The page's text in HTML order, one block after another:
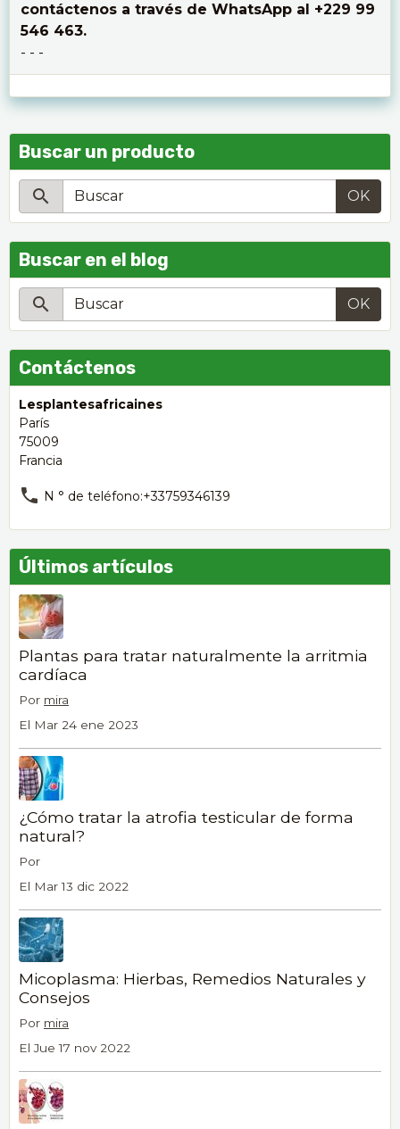
contáctenos a través de WhatsApp al +229 99
546 463.
- - -
Buscar un producto
OK
Buscar en el blog
OK
Contáctenos
Lesplantesafricaines
París
75009
Francia
N ° de teléfono:+33759346139
Últimos artículos
Plantas para tratar naturalmente la arritmia
cardíaca
Por mira
El Mar 24 ene 2023
¿Cómo tratar la atrofia testicular de forma
natural?
Por
El Mar 13 dic 2022
Micoplasma: Hierbas, Remedios Naturales y
Consejos
Por mira
El Jue 17 nov 2022